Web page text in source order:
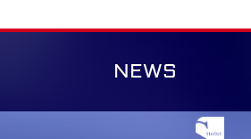
to
NEWS